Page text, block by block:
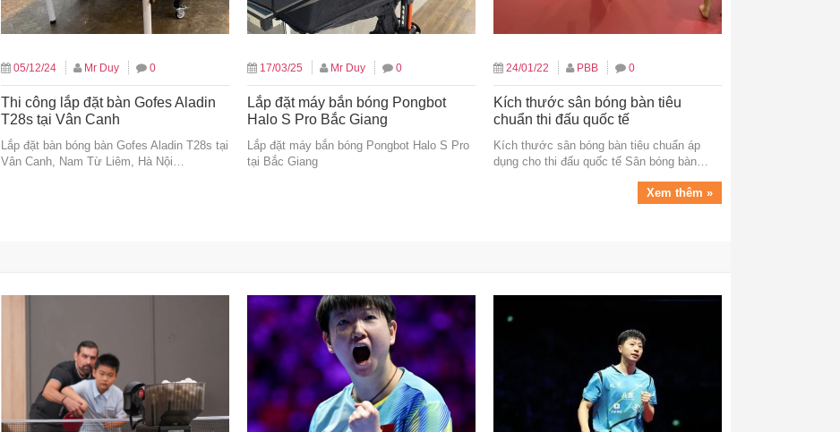
05/12/24 Mr Duy 0
Thi công lắp đặt bàn Gofes Aladin
T28s tại Vân Canh
Lắp đặt bàn bóng bàn Gofes Aladin T28s tại
Vân Canh, Nam Từ Liêm, Hà Nội…
17/03/25 Mr Duy 0
Lắp đặt máy bắn bóng Pongbot
Halo S Pro Bắc Giang
Lắp đặt máy bắn bóng Pongbot Halo S Pro
tại Bắc Giang
24/01/22 PBB 0
Kích thước sân bóng bàn tiêu
chuẩn thi đấu quốc tế
Kích thước sân bóng bàn tiêu chuẩn áp
dụng cho thi đấu quốc tế Sân bóng bàn…
Xem thêm »